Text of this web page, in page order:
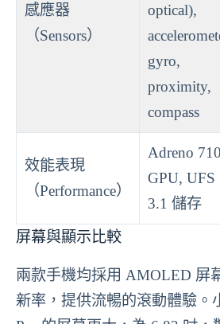
感應器
（Sensors）
optical),
gyro,
proximity,
compass
效能表現
（Performance）
Adreno 710
GPU, UFS
3.1 儲存
屏幕與顯示比較
兩款手機均採用 AMOLED 屏
新率，提供流暢的滾動體驗。